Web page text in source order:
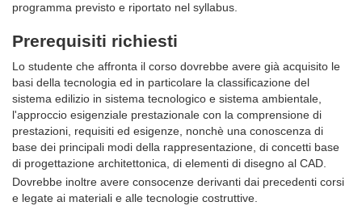
programma previsto e riportato nel syllabus.
Prerequisiti richiesti
Lo studente che affronta il corso dovrebbe avere già acquisito le
basi della tecnologia ed in particolare la classificazione del
sistema edilizio in sistema tecnologico e sistema ambientale,
l'approccio esigenziale prestazionale con la comprensione di
prestazioni, requisiti ed esigenze, nonchè una conoscenza di
base dei principali modi della rappresentazione, di concetti base
di progettazione architettonica, di elementi di disegno al CAD.
Dovrebbe inoltre avere consocenze derivanti dai precedenti corsi
e legate ai materiali e alle tecnologie costruttive.